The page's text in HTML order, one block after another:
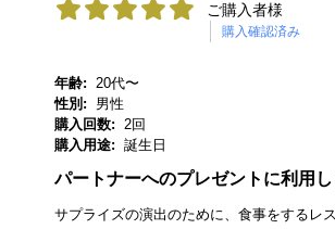
ご購入者様
購入確認済み
年齢: 20代〜
性別:
男性
購入回数: 2回
購入用途: 誕生日
パートナーへのプレゼントに利用し
サプライズの演出のために、食事をするレ